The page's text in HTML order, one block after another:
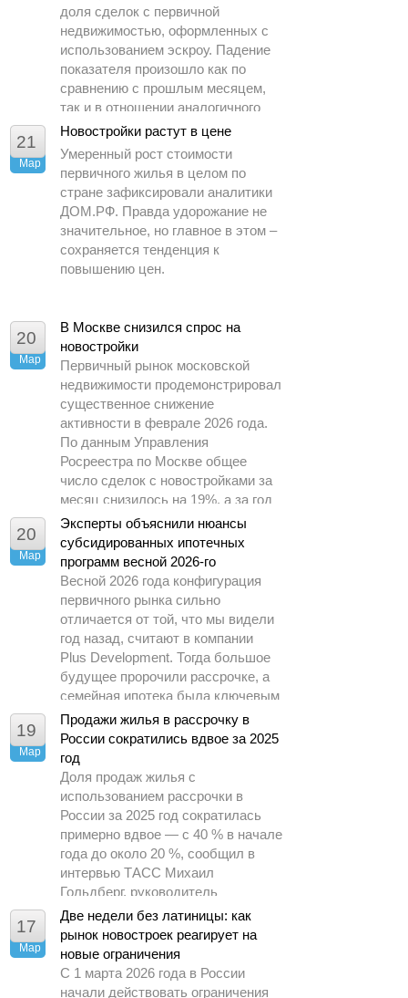
доля сделок с первичной
недвижимостью, оформленных с
использованием эскроу. Падение
показателя произошло как по
сравнению с прошлым месяцем,
так и в отношении аналогичного
периода 2025 года.
21
Мар
Новостройки растут в цене
Умеренный рост стоимости
первичного жилья в целом по
стране зафиксировали аналитики
ДОМ.РФ. Правда удорожание не
значительное, но главное в этом –
сохраняется тенденция к
повышению цен.
20
Мар
В Москве снизился спрос на
новостройки
Первичный рынок московской
недвижимости продемонстрировал
существенное снижение
активности в феврале 2026 года.
По данным Управления
Росреестра по Москве общее
число сделок с новостройками за
месяц снизилось на 19%, а за год
– почти в 1,5 раза.
20
Мар
Эксперты объяснили нюансы
субсидированных ипотечных
программ весной 2026-го
Весной 2026 года конфигурация
первичного рынка сильно
отличается от той, что мы видели
год назад, считают в компании
Plus Development. Тогда большое
будущее пророчили рассрочке, а
семейная ипотека была ключевым
драйвером спроса.
19
Мар
Продажи жилья в рассрочку в
России сократились вдвое за 2025
год
Доля продаж жилья с
использованием рассрочки в
России за 2025 год сократилась
примерно вдвое — с 40 % в начале
года до около 20 %, сообщил в
интервью ТАСС Михаил
Гольдберг, руководитель
аналитического центра ДОМ.РФ.
17
Мар
Две недели без латиницы: как
рынок новостроек реагирует на
новые ограничения
С 1 марта 2026 года в России
начали действовать ограничения